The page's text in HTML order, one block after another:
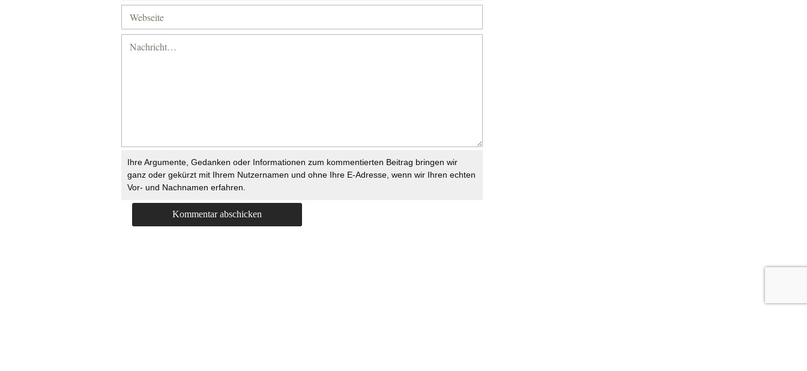
Ihre Argumente, Gedanken oder Informationen zum kommentierten Beitrag bringen wir
ganz oder gekürzt mit Ihrem Nutzernamen und ohne Ihre E-Adresse, wenn wir Ihren echten
Vor- und Nachnamen erfahren.